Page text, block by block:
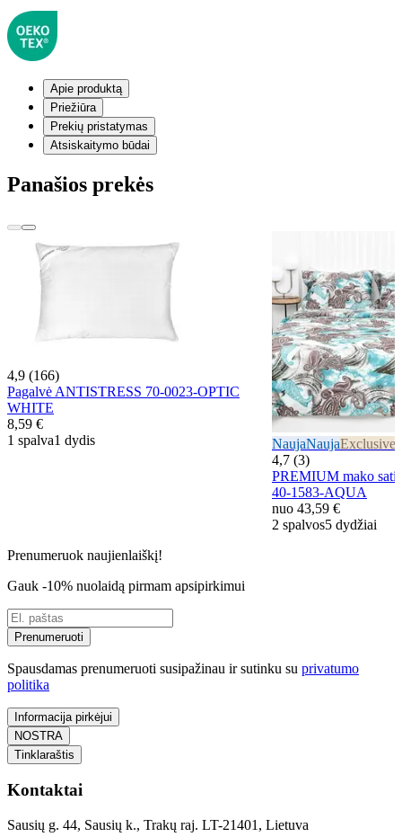
Apie produktą
Priežiūra
Prekių pristatymas
Atsiskaitymo būdai
Panašios prekės
4,9 (166)
Pagalvė ANTISTRESS 70-0023-OPTIC
WHITE
8,59 €
1 spalva1 dydis NaujaNaujaExclusive
4,7 (3)
PREMIUM mako
40-1583-AQUA
nuo 43,59 €
2 spalvos5 dydžiai
Prenumeruok naujienlaiškį!
Gauk -10% nuolaidą pirmam apsipirkimui
Prenumeruoti
Spausdamas prenumeruoti susipažinau ir sutinku su privatumo
politika
Informacija pirkėjui
NOSTRA
Tinklaraštis
Kontaktai
Sausių g. 44, Sausių k., Trakų raj. LT-21401, Lietuva